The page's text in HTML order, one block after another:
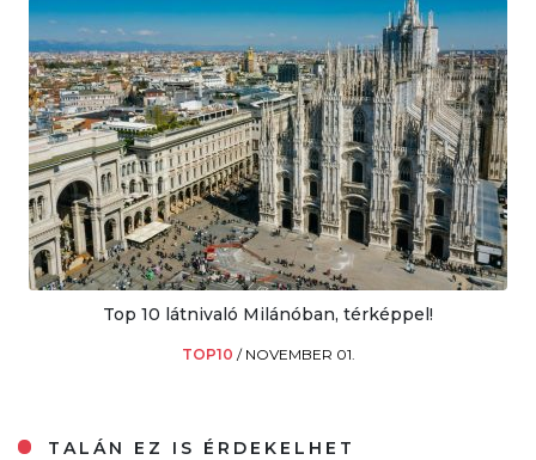
Top 10 látnivaló Milánóban, térképpel!
TOP10 / NOVEMBER 01.
TALÁN EZ IS ÉRDEKELHET